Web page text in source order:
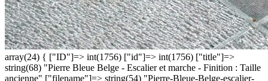
array(24) { ["ID"]=> int(1756) ["id"]=> int(1756) ["title"]=>
string(68) "Pierre Bleue Belge - Escalier et marche - Finition : Taille
ancienne" ["filename"]=> string(54) "Pierre-Bleue-Belge-escalier-